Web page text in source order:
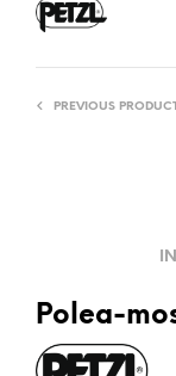
PREVIOUS
Polea-